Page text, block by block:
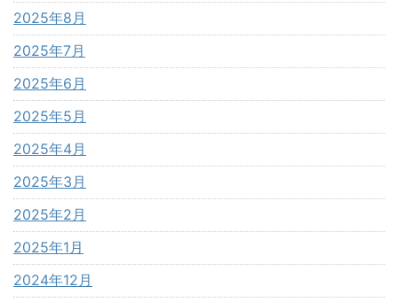
2025年8月
2025年7月
2025年6月
2025年5月
2025年4月
2025年3月
2025年2月
2025年1月
2024年12月